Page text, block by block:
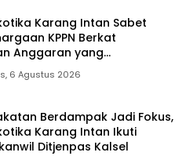
Karang Intan Sabet
KPPN Berkat
Anggaran yang
dan Akuntabel
6 Agustus 2026
Berdampak Jadi Fokus,
Karang Intan Ikuti
Ditjenpas Kalsel